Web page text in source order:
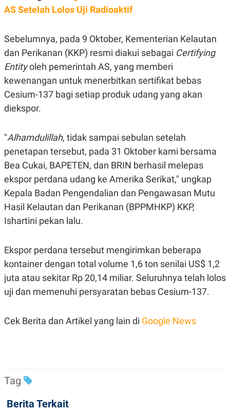
A
M
Y
E
E
.
I
A
G
G
A
N
E
T
A
K
I
E
R
J
M
T
E
N
E
A
P
E
A
V
E
R
S
N
G
K
G
D
SITEMAPPROFILETERM
AS Setelah Lolos Uji Radioaktif
Sebelumnya, pada 9 Oktober, Kementerian Kelautan
dan Perikanan (KKP) resmi diakui sebagai Certifying
Entityoleh pemerintah AS, yang memberi
kewenangan untuk menerbitkan sertifikat bebas
Cesium-137 bagi setiap produk udang yang akan
diekspor.
"Alhamdulillah, tidak sampai sebulan setelah
penetapan tersebut, pada 31 Oktober kami bersama
Bea Cukai, BAPETEN, dan BRIN berhasil melepas
ekspor perdana udang ke Amerika Serikat," ungkap
Kepala Badan Pengendalian dan Pengawasan Mutu
Hasil Kelautan dan Perikanan (BPPMHKP) KKP,
Ishartini pekan lalu.
Ekspor perdana tersebut mengirimkan beberapa
kontainer dengan total volume 1,6 ton senilai US$ 1,2
juta atau sekitar Rp 20,14 miliar. Seluruhnya telah lolos
uji dan memenuhi persyaratan bebas Cesium-137.
Cek Berita dan Artikel yang lain di Google News
Tag
Berita Terkait